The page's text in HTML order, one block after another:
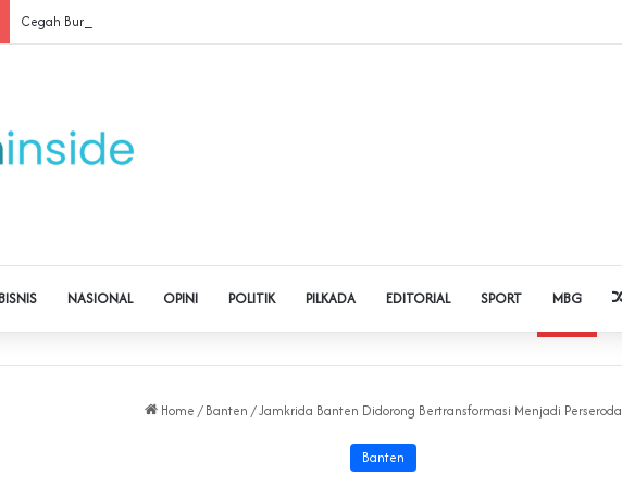
Cegah Buruh Terjerat Judol dan Pinjol, Polda Banten Gandeng SPSI Perkuat Literasi Digital
NASIONAL OPINI POLITIK PILKADA EDITORIAL SPORT MBG
Home / Banten / Jamkrida Banten Didorong Bertransformasi Menjadi Perseroda
Banten